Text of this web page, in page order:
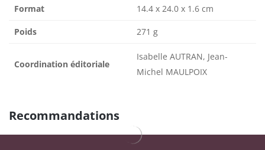
Format 14.4 x 24.0 x 1.6 cm
Poids 271 g
Coordination éditoriale
Isabelle AUTRAN, Jean-
Michel MAULPOIX
Recommandations